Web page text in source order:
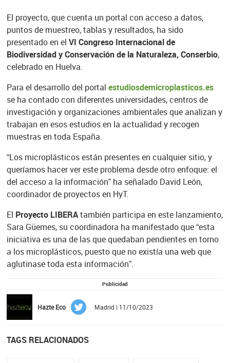
El proyecto, que cuenta un portal con acceso a datos,
puntos de muestreo, tablas y resultados, ha sido
presentado en el VI Congreso Internacional de
Biodiversidad y Conservación de la Naturaleza, Conserbio,
celebrado en Huelva.
Para el desarrollo del portal estudiosdemicroplasticos.es
se ha contado con diferentes universidades, centros de
investigación y organizaciones ambientales que analizan y
trabajan en esos estudios en la actualidad y recogen
muestras en toda España.
“Los microplásticos están presentes en cualquier sitio, y
queríamos hacer ver este problema desde otro enfoque: el
del acceso a la información” ha señalado David León,
coordinador de proyectos en HyT.
El Proyecto LIBERAtambién participa en este lanzamiento,
Sara Güemes, su coordinadora ha manifestado que “esta
iniciativa es una de las que quedaban pendientes en torno
a los microplásticos, puesto que no existía una web que
aglutinase toda esta información”.
Publicidad
Hazte Eco Madrid | 11/10/2023
TAGS RELACIONADOS